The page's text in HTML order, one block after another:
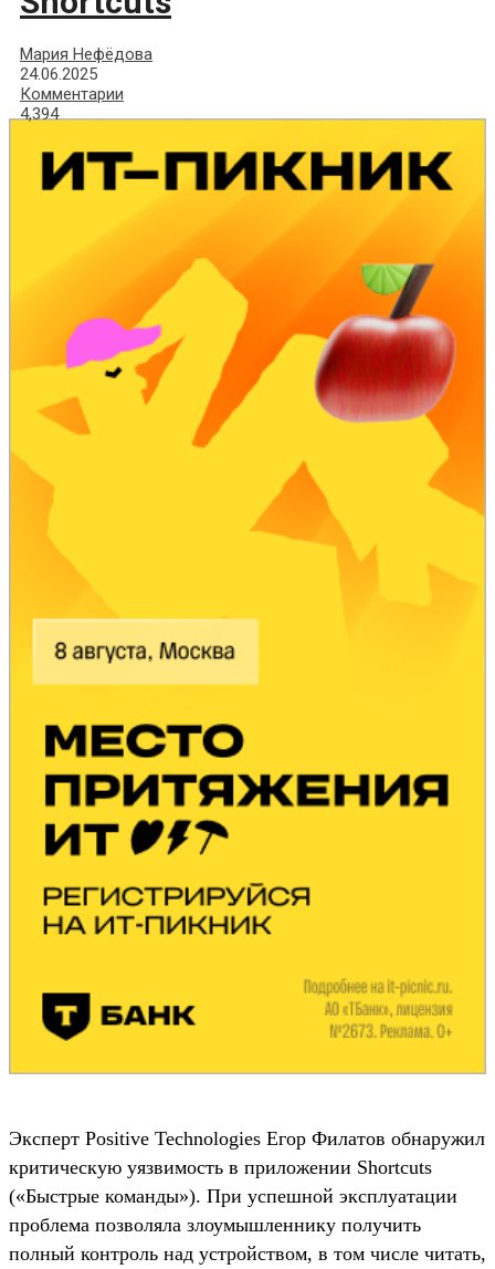
Мария Нефёдова
24.06.2025
Комментарии
4,394
Эксперт Positive Technologies Егор Филатов обнаружил
критическую уязвимость в приложении Shortcuts
(«Быстрые команды»). При успешной эксплуатации
проблема позволяла злоумышленнику получить
полный контроль над устройством, в том числе читать,